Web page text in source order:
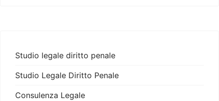
Studio legale diritto penale
Studio Legale Diritto Penale
Consulenza Legale